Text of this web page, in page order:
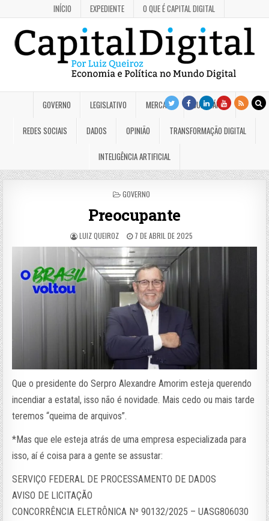
INÍCIO EXPEDIENTE O QUE É CAPITAL DIGITAL
GOVERNO LEGISLATIVO MERCADO JUDICIÁRIO
REDES SOCIAIS DADOS OPINIÃO TRANSFORMAÇÃO DIGITAL
INTELIGÊNCIA ARTIFICIAL
POSTED
GOVERNO
Preocupante
LUIZ QUEIROZ 7 DE ABRIL DE 2025
Que o presidente do Serpro Alexandre Amorim esteja querendo
incendiar a estatal, isso não é novidade. Mais cedo ou mais tarde
teremos “queima de arquivos”.
*Mas que ele esteja atrás de uma empresa especializada para
isso, aí é coisa para a gente se assustar:
SERVIÇO FEDERAL DE PROCESSAMENTO DE DADOS
AVISO DE LICITAÇÃO
CONCORRÊNCIA ELETRÔNICA Nº 90132/2025 – UASG806030